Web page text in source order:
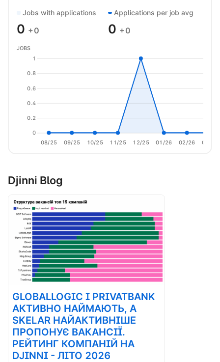
Jobs with applications
0 +0
Applications per job avg
0 +0
08/25 09/25 10/25 11/25 12/25 01/26 02/26 03/26
0
0.2
0.4
0.6
0.8
1
JOBS
Djinni Blog
GLOBALLOGIC І PRIVATBANK
АКТИВНО НАЙМАЮТЬ, А
SKELAR НАЙАКТИВНІШЕ
ПРОПОНУЄ ВАКАНСІЇ.
РЕЙТИНГ КОМПАНІЙ НА
DJINNI - ЛІТО 2026